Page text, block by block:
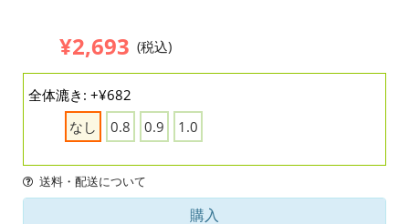
¥2,693 (税込)
全体漉き: +¥682
なし
0.8 0.9 1.0
送料・配送について
購入